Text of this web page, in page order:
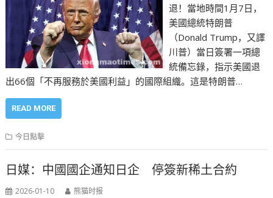
退！當地時間1月7日，
美國總統特朗普
（Donald Trump，又譯
川普）當日簽署一項總
統備忘錄，指示美國退
出66個「不再服務於美國利益」的國際組織。這是特朗普…
READ MORE
今日點擊
日媒：中國國企通知日企 停簽新稀土合約
2026-01-10 熊猫时报